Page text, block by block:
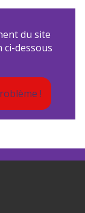
du site
ci-dessous
!